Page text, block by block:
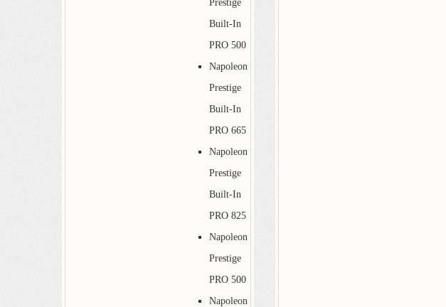
Prestige
Built-In
PRO 500
Napoleon
Prestige
Built-In
PRO 665
Napoleon
Prestige
Built-In
PRO 825
Napoleon
Prestige
PRO 500
Napoleon